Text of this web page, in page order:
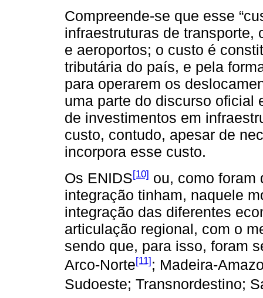
Compreende-se que esse
infraestruturas de transporte,
e aeroportos; o custo é
tributária do país, e pela
para operarem os
uma parte do discurso oficial
de investimentos em
custo, contudo, apesar de
incorpora esse custo.
Os ENIDS[10] ou, como foram
integração tinham, naquele
integração das diferentes
articulação regional, com o
sendo que, para isso, foram
Arco-Norte[11]; Madeira-
Sudoeste; Transnordestino;